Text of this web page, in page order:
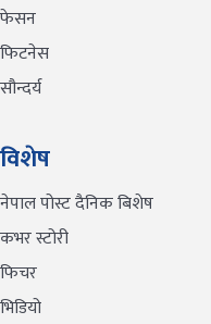
फेसन
फिटनेस
सौन्दर्य
विशेष
नेपाल पोस्ट दैनिक बिशेष
कभर स्टोरी
फिचर
भिडियो